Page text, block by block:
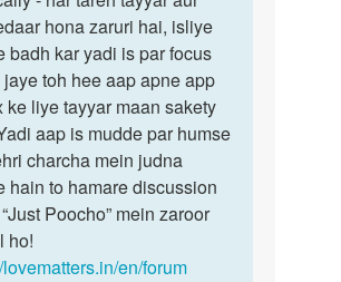
hona zaruri hai, isliye
badh kar yadi is par focus
jaye toh hee aap apne app
ke liye tayyar maan sakety
aap is mudde par humse
charcha mein judna
hain to hamare discussion
Poocho” mein zaroor
ho!
lovematters.in/en/forum